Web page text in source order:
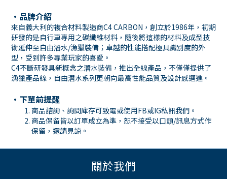
・品牌介紹
來自義大利的複合材料製造商C4 CARBON，創立於1986年，初期
研發的是自行車專用之碳纖維材料，隨後將這樣的材料及成型技
術延伸至自由潛水/漁獵裝備；卓越的性能搭配極具識別度的外
型，受到許多專業玩家的喜愛。
C4不斷研發具新概念之潛水裝備，推出全線產品，不僅僅提供了
漁獵產品線，自由潛水系列更朝向最高性能品質及設計感邁進。
・下單前提醒
商品諮詢、詢問庫存可致電或使用FB或IG私訊我們。
商品保留皆以訂單成立為準，恕不接受以口頭/訊息方式作
保留，還請見諒。
關於我們